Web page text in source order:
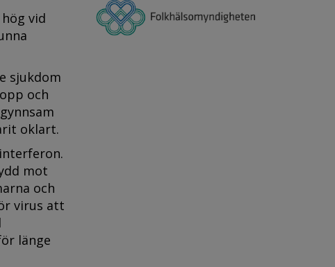
vid
sjukdom
och
oklart.
mot
och
virus att
länge